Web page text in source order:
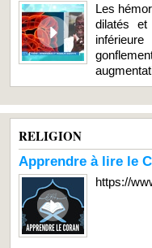
Les
dilatés
RELIGION
Apprendre à lire le
https://